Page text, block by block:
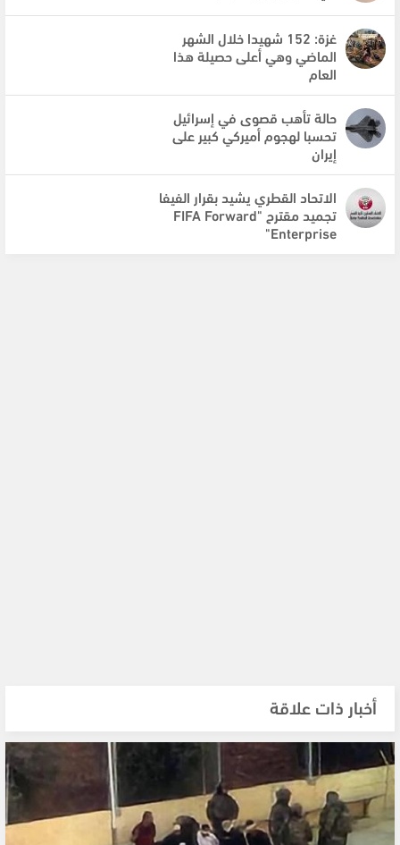
غزة: 152 شهيدا خلال الشهر
الماضي وهي أعلى حصيلة هذا
العام
حالة تأهب قصوى في إسرائيل
تحسبا لهجوم أميركي كبير على
إيران
الاتحاد القطري يشيد بقرار الفيفا
تجميد مقترح "FIFA Forward
Enterprise"
أخبار ذات علاقة